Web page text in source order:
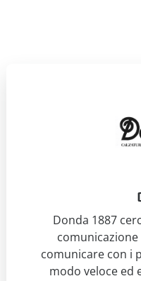
Donda 1887
comunicare con i
modo veloce ed